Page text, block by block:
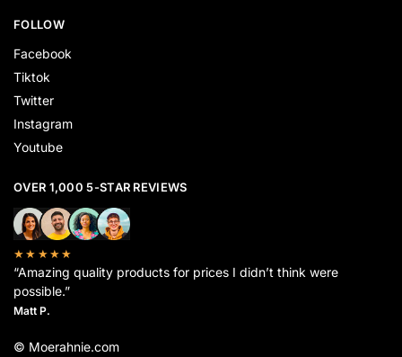
FOLLOW
Facebook
Tiktok
Twitter
Instagram
Youtube
OVER 1,000 5-STAR REVIEWS
★★★★★
“Amazing quality products for prices I didn’t think were
possible.”
Matt P.
© Moerahnie.com